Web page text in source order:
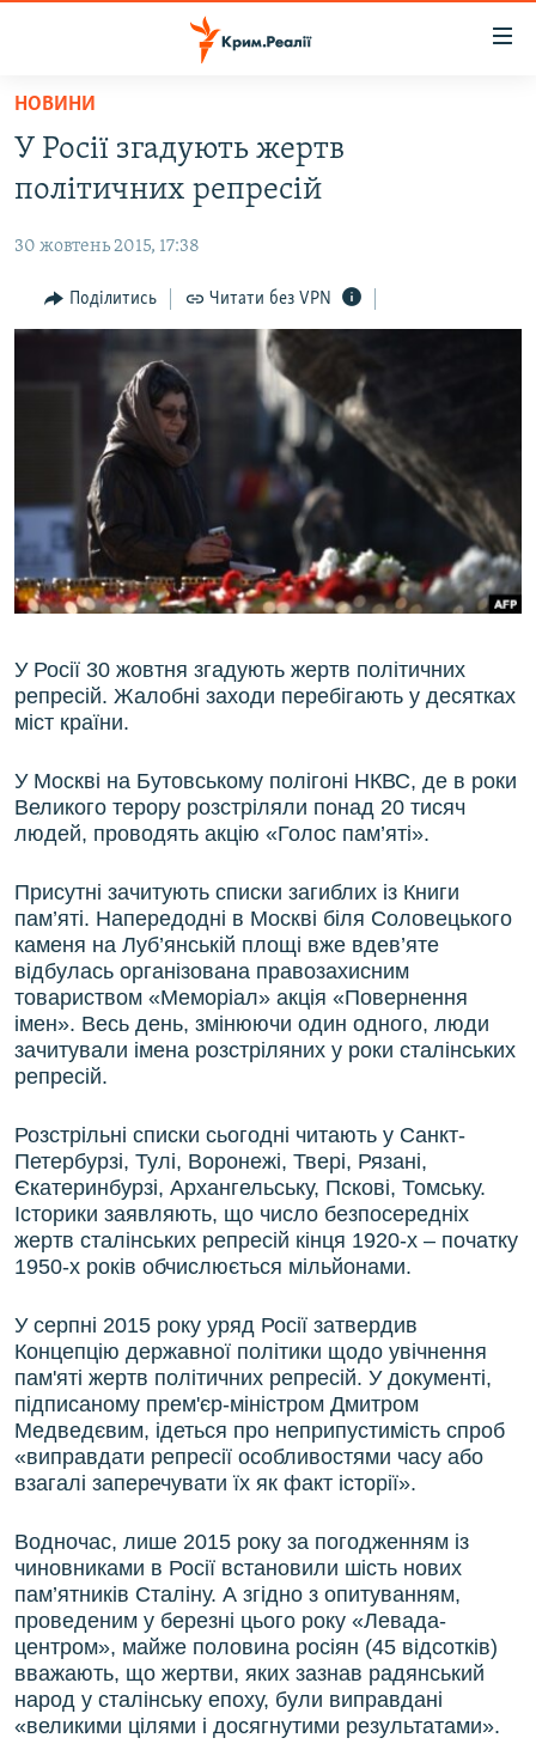
Перейти
основного
матеріалу
до
навігації
Перейти
ПОЛІТИКА
БЛОГИ
ІНТЕРВ'Ю
ВСЕ ЗА ДЕНЬ
СПЕЦПРОЕКТИ
ДЕПОРТАЦІЯ
ВІДЕОУРОКИ «ELIFBE»
СВІДЧЕННЯ ОКУПАЦІЇ
ІНФОГРАФІКА
ЯК ОБІЙТИ БЛОКУВАННЯ
Русский
Qırımtatar
ДОЛУЧАЙСЯ!
Усі сайти RFE/RL
НОВИНИ
У Росії згадують жертв
політичних репресій
30 жовтень 2015, 17:38
Поділитись Читати без VPN
У Росії 30 жовтня згадують жертв політичних
репресій. Жалобні заходи перебігають у десятках
міст країни.
У Москві на Бутовському полігоні НКВС, де в роки
Великого терору розстріляли понад 20 тисяч
людей, проводять акцію «Голос пам’яті».
Присутні зачитують списки загиблих із Книги
пам’яті. Напередодні в Москві біля Соловецького
каменя на Луб’янській площі вже вдев’яте
відбулась організована правозахисним
товариством «Меморіал» акція «Повернення
імен». Весь день, змінюючи один одного, люди
зачитували імена розстріляних у роки сталінських
репресій.
Розстрільні списки сьогодні читають у Санкт-
Петербурзі, Тулі, Воронежі, Твері, Рязані,
Єкатеринбурзі, Архангельську, Пскові, Томську.
Історики заявляють, що число безпосередніх
жертв сталінських репресій кінця 1920-х – початку
1950-х років обчислюється мільйонами.
У серпні 2015 року уряд Росії затвердив
Концепцію державної політики щодо увічнення
пам'яті жертв політичних репресій. У документі,
підписаному прем'єр-міністром Дмитром
Медведєвим, ідеться про неприпустимість спроб
«виправдати репресії особливостями часу або
взагалі заперечувати їх як факт історії».
Водночас, лише 2015 року за погодженням із
чиновниками в Росії встановили шість нових
пам’ятників Сталіну. А згідно з опитуванням,
проведеним у березні цього року «Левада-
центром», майже половина росіян (45 відсотків)
вважають, що жертви, яких зазнав радянський
народ у сталінську епоху, були виправдані
«великими цілями і досягнутими результатами».